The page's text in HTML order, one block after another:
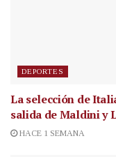
DEPORTES
La selección de
salida de Maldini y
HACE 1 SEMANA